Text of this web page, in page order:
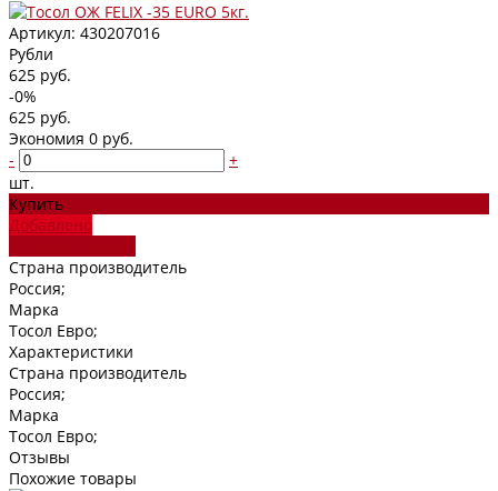
Артикул: 430207016
Рубли
625 руб.
-0%
625 руб.
Экономия 0 руб.
-
+
шт.
Купить
Добавлено
Страна производитель
Россия;
Марка
Тосол Евро;
Характеристики
Страна производитель
Россия;
Марка
Тосол Евро;
Отзывы
Похожие товары